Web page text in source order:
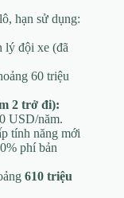
hạn sử dụng:
lý đội xe (đã
60 triệu
2 trở đi):
USD/năm.
tính năng mới
phí bản
610 triệu